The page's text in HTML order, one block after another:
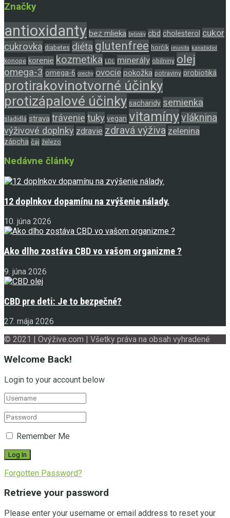
Značky
antioxidanty bez mlieka bylinky cbd cholesterol cukor
cukrovka diabetes diéta glutenfree horčík imunita kanabidiol
konope korenie kozmetika LDL minerály obilniny olej
omega-3 omega-6 orechy ovocie pokožka potraviny probiotiká
protirakovinotvorné účinky
protizápalové účinky sacharidy semienka
sladidlá strava trávenie tuky vegan vitamínyvláknina
výživové doplnky zdravie zdravá výživa zelenina
zápcha čaj železo
Nedávne články
12 doplnkov dopamínu na zvýšenie nálady.
10. júna 2026
Ako dlho zostáva CBD vo vašom organizme ?
9. júna 2026
CBD pre deti: Je to bezpečné?
27. mája 2026
© 2021 | Ovýžive.com | Všetky práva na obsah vyhradené
Welcome Back!
Login to your account below
Remember Me
Forgotten Password?
Retrieve your password
Please enter your username or email address to reset your